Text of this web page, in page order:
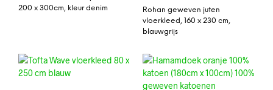
200 x 300cm, kleur denim
Rohan geweven juten
vloerkleed, 160 x 230 cm,
blauwgrijs